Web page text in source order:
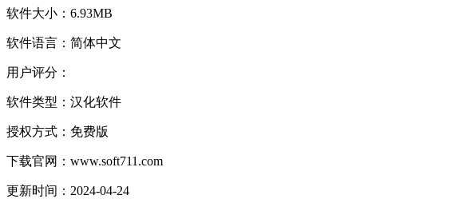
软件大小： 6.93MB
软件语言： 简体中文
用户评分：
软件类型： 汉化软件
授权方式： 免费版
下载官网： www.soft711.com
更新时间： 2024-04-24